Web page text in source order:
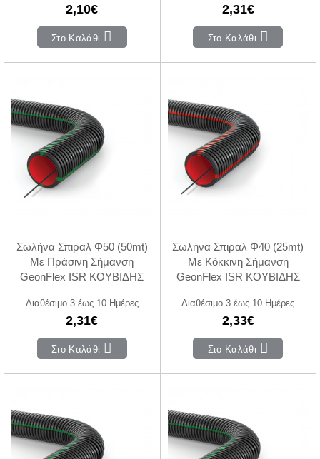
2,10€
Στο Καλάθι
2,31€
Στο Καλάθι
Σωλήνα Σπιραλ Φ50 (50mt)
Με Πράσινη Σήμανση
GeonFlex ISR ΚΟΥΒΙΔΗΣ
Διαθέσιμο 3 έως 10 Ημέρες
2,31€
Στο Καλάθι
Σωλήνα Σπιραλ Φ40 (25mt)
Με Κόκκινη Σήμανση
GeonFlex ISR ΚΟΥΒΙΔΗΣ
Διαθέσιμο 3 έως 10 Ημέρες
2,33€
Στο Καλάθι